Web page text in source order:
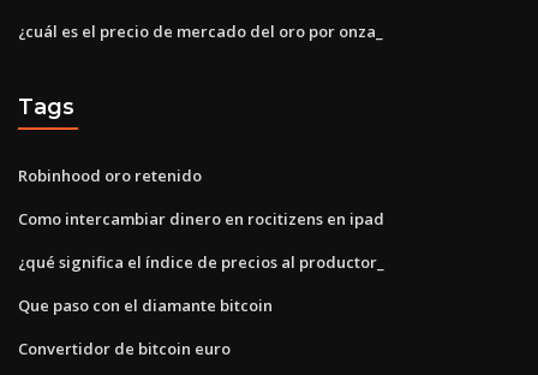
¿cuál es el precio de mercado del oro por onza_
Tags
Robinhood oro retenido
Como intercambiar dinero en rocitizens en ipad
¿qué significa el índice de precios al productor_
Que paso con el diamante bitcoin
Convertidor de bitcoin euro